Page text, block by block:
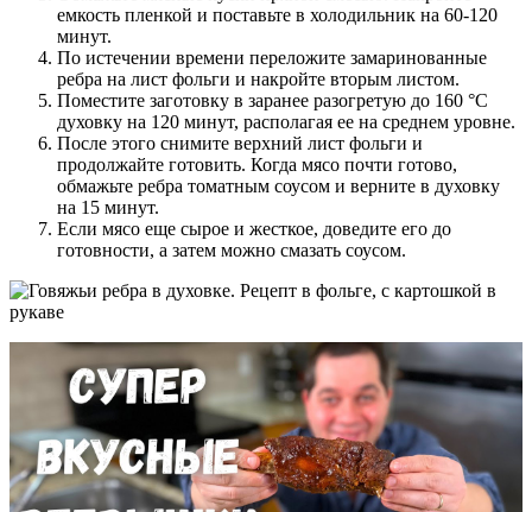
емкость пленкой и поставьте в холодильник на 60-120
минут.
По истечении времени переложите замаринованные
ребра на лист фольги и накройте вторым листом.
Поместите заготовку в заранее разогретую до 160 °С
духовку на 120 минут, располагая ее на среднем уровне.
После этого снимите верхний лист фольги и
продолжайте готовить. Когда мясо почти готово,
обмажьте ребра томатным соусом и верните в духовку
на 15 минут.
Если мясо еще сырое и жесткое, доведите его до
готовности, а затем можно смазать соусом.